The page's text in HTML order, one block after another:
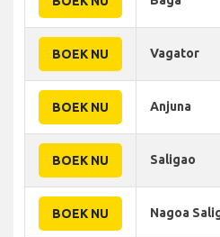
BOEK NU Vagator
BOEK NU Anjuna
BOEK NU Saligao
BOEK NU Nagoa